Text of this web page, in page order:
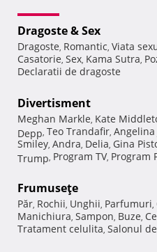
Dragoste & Sex
Dragoste, Romantic, Viata
Casatorie, Sex, Kama Sutra,
Declaratii de dragoste
Divertisment
Meghan Markle, Kate
Depp, Teo Trandafir, Angelina
Smiley, Andra, Delia, Gina
Trump, Program TV, Program
Frumuseţe
Păr, Rochii, Unghii, Parfumuri,
Manichiura, Sampon, Buze,
Tratament celulita, Salonul